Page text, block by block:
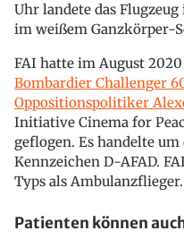
Uhr landete das
im weißem Ganzkörper-
FAI hatte im August
Bombardier Challenger
Oppositionspolitiker
Initiative Cinema for
geflogen. Es handelte
Kennzeichen D-AFAD.
Typs als Ambulanzflieger.
Patienten können